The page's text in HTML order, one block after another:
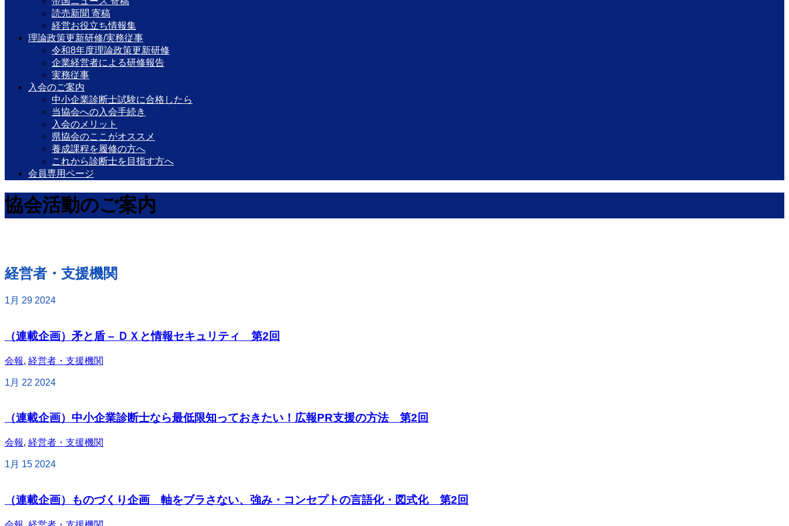
読売新聞 寄稿
経営お役立ち情報集
理論政策更新研修/実務従事
令和8年度理論政策更新研修
企業経営者による研修報告
実務従事
入会のご案内
中小企業診断士試験に合格したら
当協会への入会手続き
入会のメリット
県協会のここがオススメ
養成課程を履修の方へ
これから診断士を目指す方へ
会員専用ページ
協会活動のご案内
経営者・支援機関
1月 29 2024
（連載企画）矛と盾 – ＤＸと情報セキュリティ 第2回
会報, 経営者・支援機関
1月 22 2024
（連載企画）中小企業診断士なら最低限知っておきたい！広報PR支援の方法 第2回
会報, 経営者・支援機関
1月 15 2024
（連載企画）ものづくり企画 軸をブラさない、強み・コンセプトの言語化・図式化 第2回